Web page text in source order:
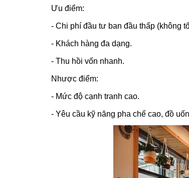
Ưu điểm:
- Chi phí đầu tư ban đầu thấp (không
- Khách hàng đa dạng.
- Thu hồi vốn nhanh.
Nhược điểm:
- Mức độ cạnh tranh cao.
- Yêu cầu kỹ năng pha chế cao, đồ